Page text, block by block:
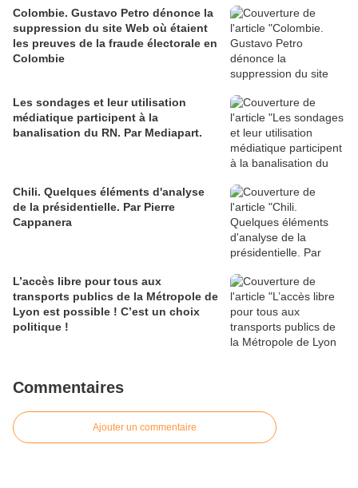
Colombie. Gustavo Petro dénonce la
suppression du site Web où étaient
les preuves de la fraude électorale en
Colombie
Les sondages et leur utilisation
médiatique participent à la
banalisation du RN. Par Mediapart.
Chili. Quelques éléments d'analyse
de la présidentielle. Par Pierre
Cappanera
L’accès libre pour tous aux
transports publics de la Métropole de
Lyon est possible ! C’est un choix
politique !
Commentaires
Ajouter un commentaire